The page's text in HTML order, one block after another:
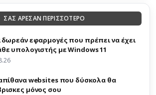
ΣΑΣ ΑΡΕΣΑΝ ΠΕΡΙΣΣΟΤΕΡΟ
δωρεάν εφαρμογές που πρέπει να έχει
υπολογιστής με Windows 11
websites που δύσκολα θα
μόνος σου